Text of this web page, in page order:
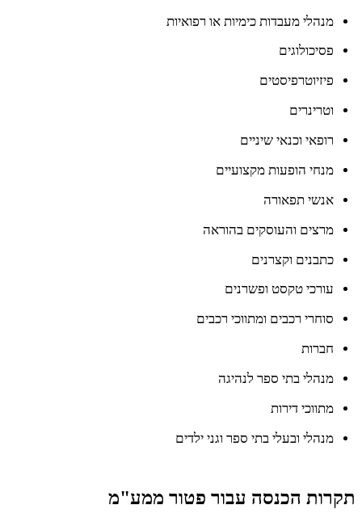
מנהלי מעבדות כימיות או רפואיות
פסיכולוגים
פיזיוטרפיסטים
וטרינרים
רופאי וכנאי שיניים
מנחי הופעות מקצועיים
אנשי תפאורה
מרצים והעוסקים בהוראה
כתבנים וקצרנים
עורכי טקסט ופשרנים
סוחרי רכבים ומתווכי רכבים
חברות
מנהלי בתי ספר לנהיגה
מתווכי דירות
מנהלי ובעלי בתי ספר וגני ילדים
תקרות הכנסה עבור פטור ממע"מ